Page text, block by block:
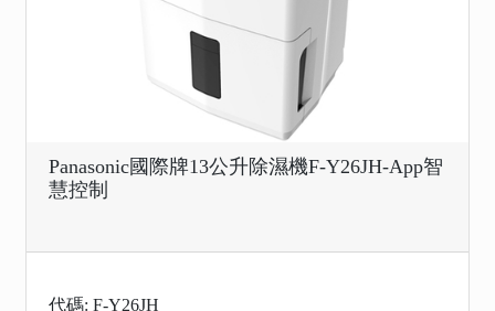
Panasonic國際牌13公升除濕機F-Y26JH-App智
慧控制
代碼: F-Y26JH